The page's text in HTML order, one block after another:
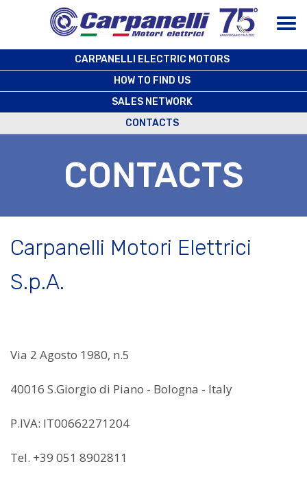
CARPANELLI ELECTRIC MOTORS
HOW TO FIND US
SALES NETWORK
CONTACTS
CONTACTS
Carpanelli Motori Elettrici
S.p.A.
Via 2 Agosto 1980, n.5
40016 S.Giorgio di Piano - Bologna - Italy
P.IVA: IT00662271204
Tel. +39 051 8902811